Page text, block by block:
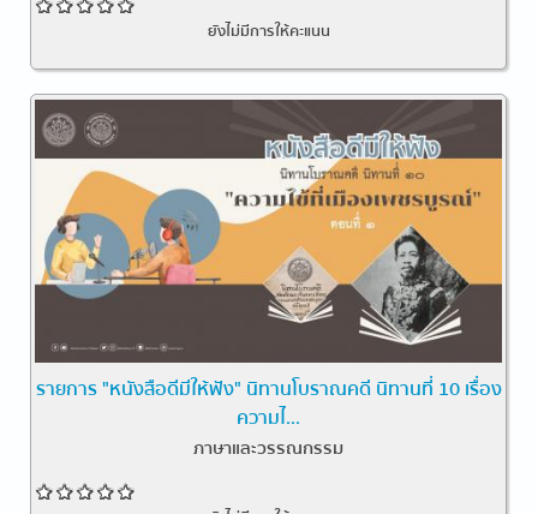
ยังไม่มีการให้คะแนน
รายการ "หนังสือดีมีให้ฟัง" นิทานโบราณคดี นิทานที่ 10 เรื่อง
ความไ...
ภาษาและวรรณกรรม